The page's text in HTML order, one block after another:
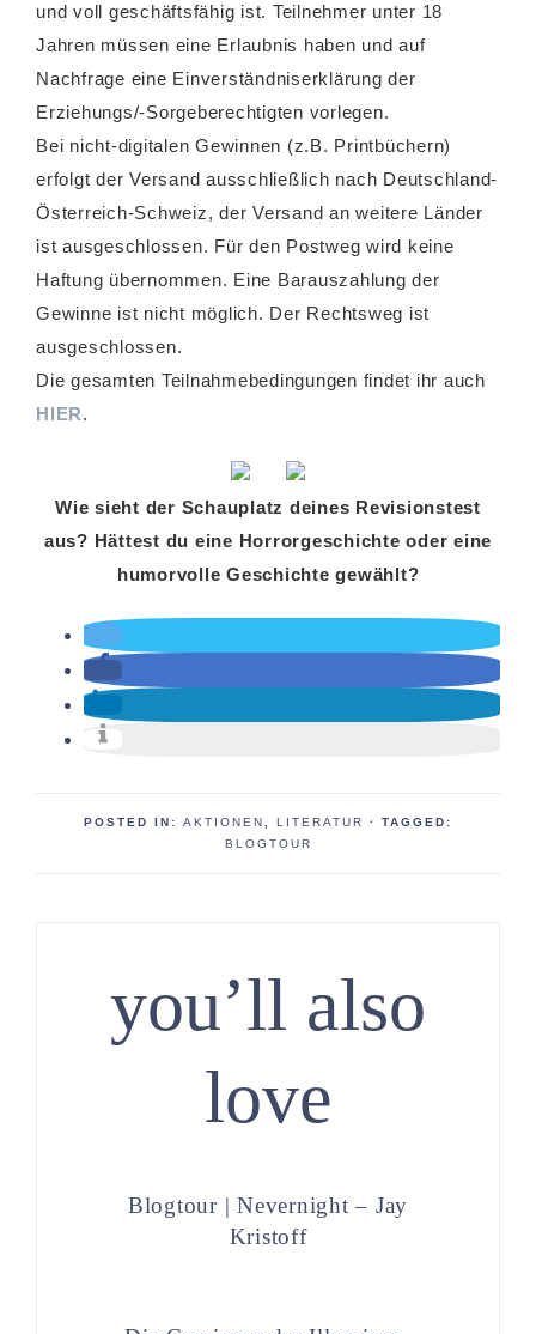
und voll geschäftsfähig ist. Teilnehmer unter 18
Jahren müssen eine Erlaubnis haben und auf
Nachfrage eine Einverständniserklärung der
Erziehungs/-Sorgeberechtigten vorlegen.
Bei nicht-digitalen Gewinnen (z.B. Printbüchern)
erfolgt der Versand ausschließlich nach Deutschland-
Österreich-Schweiz, der Versand an weitere Länder
ist ausgeschlossen. Für den Postweg wird keine
Haftung übernommen. Eine Barauszahlung der
Gewinne ist nicht möglich. Der Rechtsweg ist
ausgeschlossen.
Die gesamten Teilnahmebedingungen findet ihr auch
HIER.
Wie sieht der Schauplatz deines Revisionstest
aus? Hättest du eine Horrorgeschichte oder eine
humorvolle Geschichte gewählt?
POSTED IN: AKTIONEN LITERATUR
· TAGGED:
BLOGTOUR
you’ll also
love
Blogtour | Nevernight – Jay
Kristoff